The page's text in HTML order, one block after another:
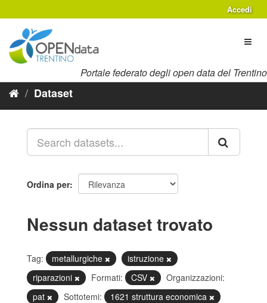
al
contenuto
Accedi
Portale federato degli open data del Trentino
Dataset
Ordina per
Nessun dataset trovato
Tag: metallurgiche
istruzione
riparazioni
Formati: CSV
Organizzazioni:
pat
Sottotemi:
1621 struttura economica